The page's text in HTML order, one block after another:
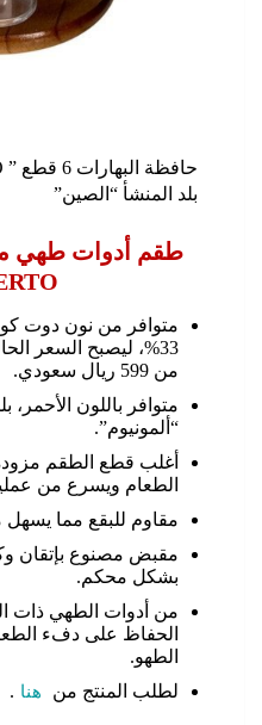
بلد المنشأ “الصين”
متوافر من نون دوت
من 599 ريال سعودي.
متوافر باللون الأحمر،
“ألمونيوم”.
أغلب قطع الطقم
الطعام ويسرع من
مقاوم للبقع مما
مقبض مصنوع بإتقان
بشكل محكم.
من أدوات الطهي ذات
الحفاظ على دفء
الطهو.
لطلب المنتج من
هنا .